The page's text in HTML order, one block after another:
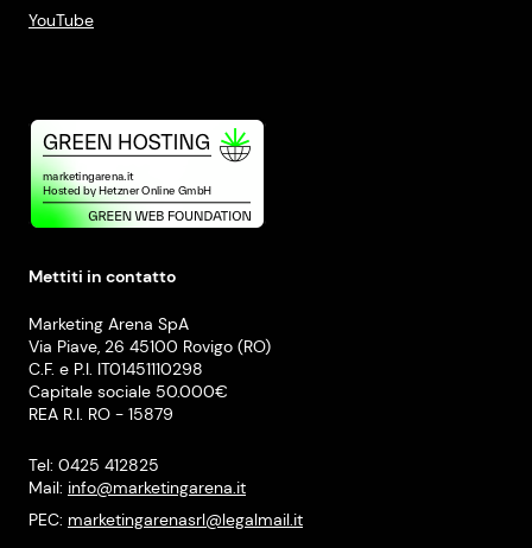
YouTube
Mettiti in contatto
Marketing Arena SpA
Via Piave, 26 45100 Rovigo (RO)
C.F. e P.I. IT01451110298
Capitale sociale 50.000€
REA R.I. RO - 15879
Tel: 0425 412825
Mail: info@marketingarena.it
PEC: marketingarenasrl@legalmail.it